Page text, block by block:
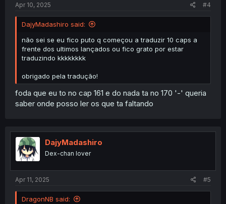
Apr 10, 2025 #4
DajyMadashiro said:
não sei se eu fico puto q começou a traduzir 10 caps a
frente dos ultimos lançados ou fico grato por estar
traduzindo kkkkkkkk
obrigado pela tradução!
foda que eu to no cap 161 e do nada ta no 170 '-' queria
saber onde posso ler os que ta faltando
DajyMadashiro
Dex-chan lover
Apr 11, 2025 #5
DragonNB said: